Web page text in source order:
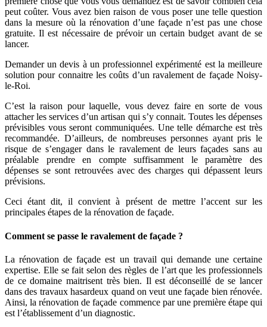
peut coûter. Vous avez bien raison de vous poser une telle question
dans la mesure où la rénovation d’une façade n’est pas une chose
gratuite. Il est nécessaire de prévoir un certain budget avant de se
lancer.
Demander un devis à un professionnel expérimenté est la meilleure
solution pour connaitre les coûts d’un ravalement de façade Noisy-
le-Roi.
C’est la raison pour laquelle, vous devez faire en sorte de vous
attacher les services d’un artisan qui s’y connait. Toutes les dépenses
prévisibles vous seront communiquées. Une telle démarche est très
recommandée. D’ailleurs, de nombreuses personnes ayant pris le
risque de s’engager dans le ravalement de leurs façades sans au
préalable prendre en compte suffisamment le paramètre des
dépenses se sont retrouvées avec des charges qui dépassent leurs
prévisions.
Ceci étant dit, il convient à présent de mettre l’accent sur les
principales étapes de la rénovation de façade.
Comment se passe le ravalement de façade ?
La rénovation de façade est un travail qui demande une certaine
expertise. Elle se fait selon des règles de l’art que les professionnels
de ce domaine maitrisent très bien. Il est déconseillé de se lancer
dans des travaux hasardeux quand on veut une façade bien rénovée.
Ainsi, la rénovation de façade commence par une première étape qui
est l’établissement d’un diagnostic.